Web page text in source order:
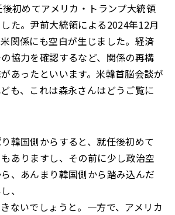
初めてアメリカ・トランプ大統領
た。尹前大統領による2024年12月
関係にも空白が生じました。経済
協力を確認するなど、関係の再構
あったといいます。米韓首脳会談が
も、これは森永さんはどうご覧に
韓国側からすると、就任後初めて
ありますし、その前に少し政治空
、あんまり韓国側から踏み込んだ
、
ないでしょうと。一方で、アメリカ